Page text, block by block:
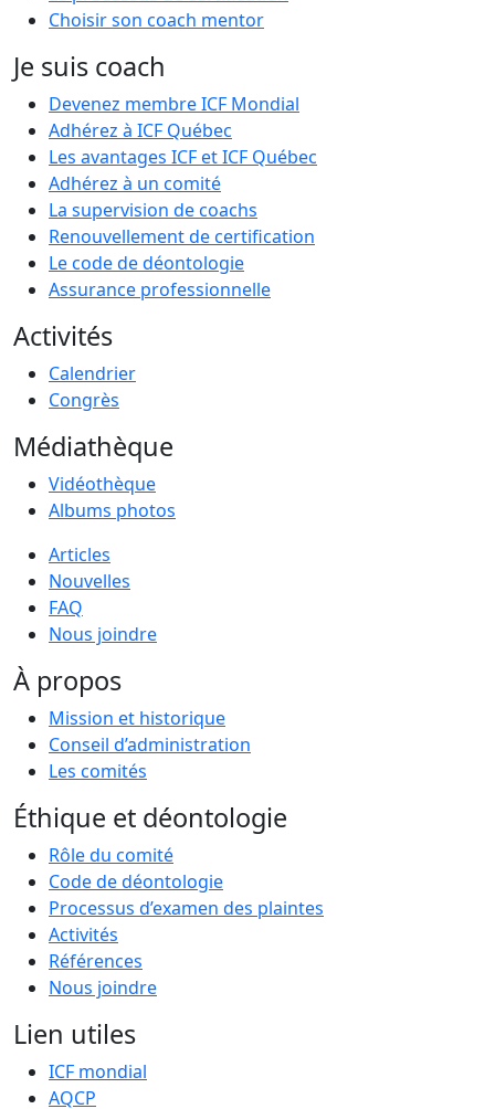
Choisir son coach mentor
Je suis coach
Devenez membre ICF Mondial
Adhérez à ICF Québec
Les avantages ICF et ICF Québec
Adhérez à un comité
La supervision de coachs
Renouvellement de certification
Le code de déontologie
Assurance professionnelle
Activités
Calendrier
Congrès
Médiathèque
Vidéothèque
Albums photos
Articles
Nouvelles
FAQ
Nous joindre
À propos
Mission et historique
Conseil d’administration
Les comités
Éthique et déontologie
Rôle du comité
Code de déontologie
Processus d’examen des plaintes
Activités
Références
Nous joindre
Lien utiles
ICF mondial
AQCP